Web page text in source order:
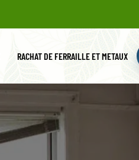
RACHAT DE FERRAILLE ET METAUX